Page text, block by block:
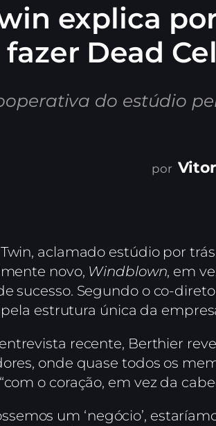
explica
fazer Dead
do estúdio
aclamado estúdio por
novo, Windblown, em
sucesso. Segundo o co-
estrutura única da
recente, Berthier
onde quase todos os
o coração, em vez da
um ‘negócio’,